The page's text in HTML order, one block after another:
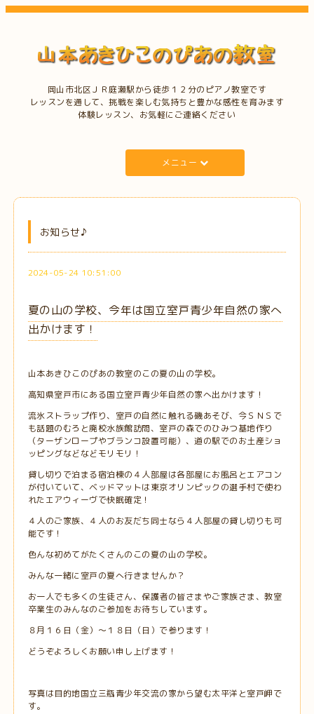
岡山市北区ＪＲ庭瀬駅から徒歩１２分のピアノ教室です
レッスンを通して、挑戦を楽しむ気持ちと豊かな感性を育みます
体験レッスン、お気軽にご連絡ください
メニュー
お知らせ♪
2024-05-24 10:51:00
夏の山の学校、今年は国立室戸青少年自然の家へ
出かけます！
山本あきひこのぴあの教室のこの夏の山の学校。
高知県室戸市にある国立室戸青少年自然の家へ出かけます！
流氷ストラップ作り、室戸の自然に触れる磯あそび、今ＳＮＳで
も話題のむろと廃校水族館訪問、室戸の森でのひみつ基地作り
（ターザンロープやブランコ設置可能）、道の駅でのお土産ショ
ッピングなどなどモリモリ！
貸し切りで泊まる宿泊棟の４人部屋は各部屋にお風呂とエアコン
が付いていて、ベッドマットは東京オリンピックの選手村で使わ
れたエアウィーヴで快眠確定！
４人のご家族、４人のお友だち同士なら４人部屋の貸し切りも可
能です！
色んな初めてがたくさんのこの夏の山の学校。
みんな一緒に室戸の夏へ行きませんか？
お一人でも多くの生徒さん、保護者の皆さまやご家族さま、教室
卒業生のみんなのご参加をお待ちしています。
８月１６日（金）～１８日（日）で参ります！
どうぞよろしくお願い申し上げます！
写真は目的地国立三瓶青少年交流の家から望む太平洋と室戸岬で
す。